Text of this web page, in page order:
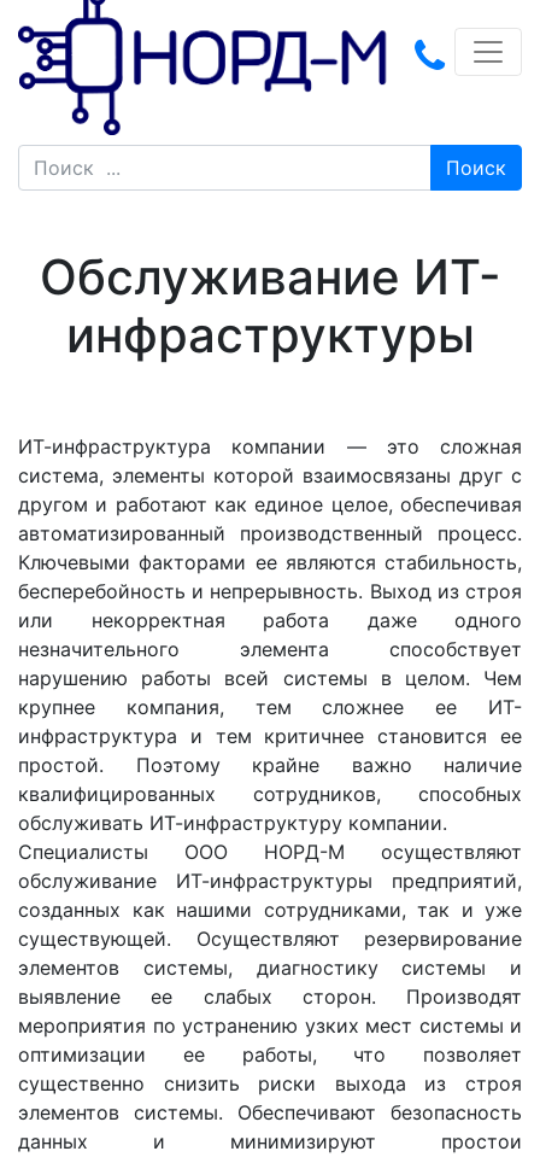
Поиск
Обслуживание ИТ-
инфраструктуры
ИТ-инфраструктура компании — это сложная
система, элементы которой взаимосвязаны друг с
другом и работают как единое целое, обеспечивая
автоматизированный производственный процесс.
Ключевыми факторами ее являются стабильность,
бесперебойность и непрерывность. Выход из строя
или некорректная работа даже одного
незначительного элемента способствует
нарушению работы всей системы в целом. Чем
крупнее компания, тем сложнее ее ИТ-
инфраструктура и тем критичнее становится ее
простой. Поэтому крайне важно наличие
квалифицированных сотрудников, способных
обслуживать ИТ-инфраструктуру компании.
Специалисты ООО НОРД-М осуществляют
обслуживание ИТ-инфраструктуры предприятий,
созданных как нашими сотрудниками, так и уже
существующей. Осуществляют резервирование
элементов системы, диагностику системы и
выявление ее слабых сторон. Производят
мероприятия по устранению узких мест системы и
оптимизации ее работы, что позволяет
существенно снизить риски выхода из строя
элементов системы. Обеспечивают безопасность
данных и минимизируют простои